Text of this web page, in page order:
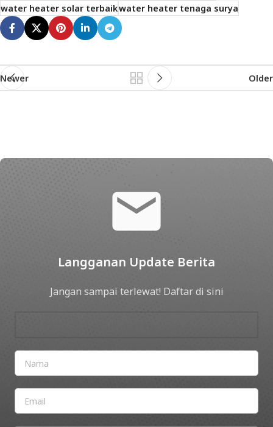
water heater solar terbaikwater heater tenaga surya
Newer Older
Langganan Update Berita
Jangan sampai terlewat! Daftar di sini